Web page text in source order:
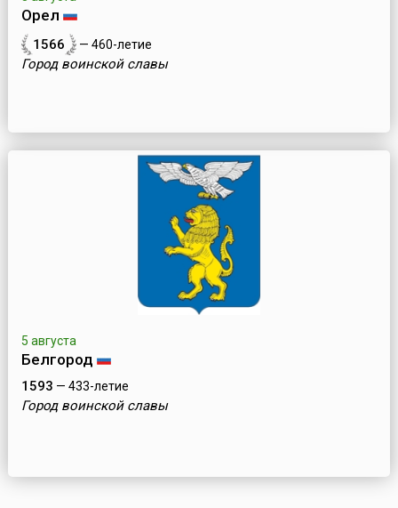
Орел
1566 — 460-летие
Город воинской славы
5 августа
Белгород
1593 — 433-летие
Город воинской славы